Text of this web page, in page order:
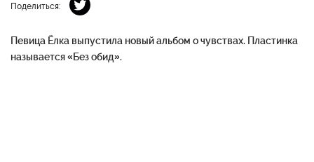
Поделиться:
Певица Ёлка выпустила новый альбом о чувствах. Пластинка
называется «Без обид».